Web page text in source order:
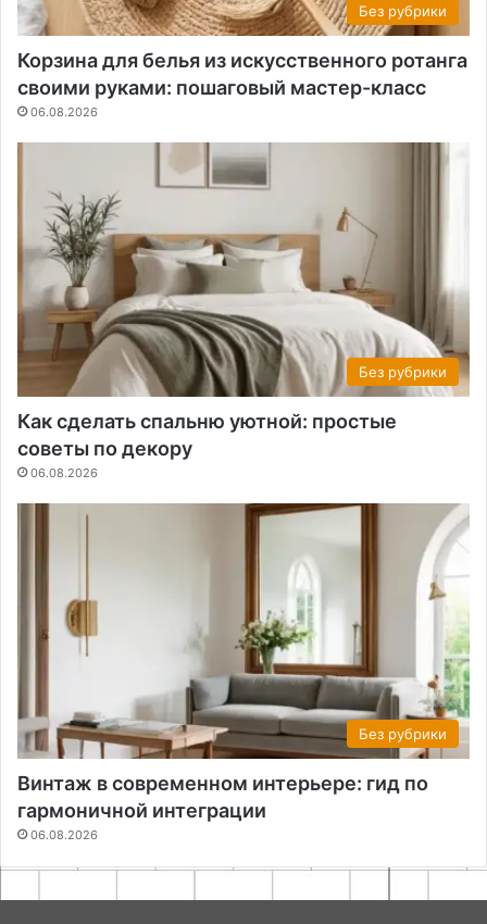
Без рубрики
Корзина для белья из искусственного ротанга
своими руками: пошаговый мастер-класс
06.08.2026
Без рубрики
Как сделать спальню уютной: простые
советы по декору
06.08.2026
Без рубрики
Винтаж в современном интерьере: гид по
гармоничной интеграции
06.08.2026